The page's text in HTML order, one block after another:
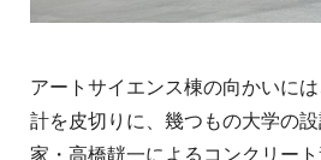
アートサイエンス棟の向かいに
計を皮切りに、幾つもの大学の
家・高橋靗一によるコンクリー